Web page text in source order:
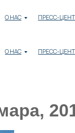
О НАС ПРЕСС-
ПРЕСС-
О НАС